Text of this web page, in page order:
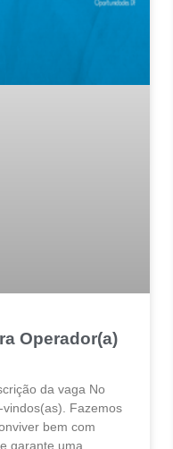
Operador(a)
da vaga No
Fazemos
bem com
garante uma